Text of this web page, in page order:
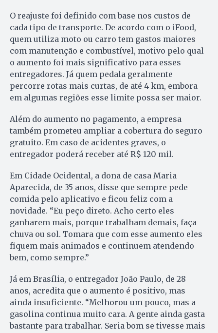
O reajuste foi definido com base nos custos de
cada tipo de transporte. De acordo com o iFood,
quem utiliza moto ou carro tem gastos maiores
com manutenção e combustível, motivo pelo qual
o aumento foi mais significativo para esses
entregadores. Já quem pedala geralmente
percorre rotas mais curtas, de até 4 km, embora
em algumas regiões esse limite possa ser maior.
Além do aumento no pagamento, a empresa
também prometeu ampliar a cobertura do seguro
gratuito. Em caso de acidentes graves, o
entregador poderá receber até R$ 120 mil.
Em Cidade Ocidental, a dona de casa Maria
Aparecida, de 35 anos, disse que sempre pede
comida pelo aplicativo e ficou feliz com a
novidade. “Eu peço direto. Acho certo eles
ganharem mais, porque trabalham demais, faça
chuva ou sol. Tomara que com esse aumento eles
fiquem mais animados e continuem atendendo
bem, como sempre.”
Já em Brasília, o entregador João Paulo, de 28
anos, acredita que o aumento é positivo, mas
ainda insuficiente. “Melhorou um pouco, mas a
gasolina continua muito cara. A gente ainda gasta
bastante para trabalhar. Seria bom se tivesse mais